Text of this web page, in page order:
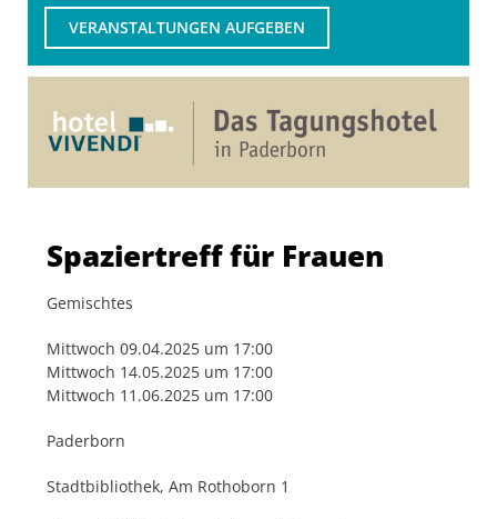
VERANSTALTUNGEN AUFGEBEN
Spaziertreff für Frauen
Gemischtes
Mittwoch 09.04.2025 um 17:00
Mittwoch 14.05.2025 um 17:00
Mittwoch 11.06.2025 um 17:00
Paderborn
Stadtbibliothek, Am Rothoborn 1